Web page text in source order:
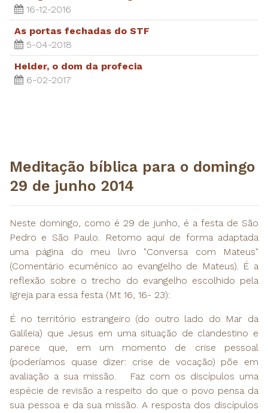
16-12-2016
As portas fechadas do STF
5-04-2018
Helder, o dom da profecia
6-02-2017
Meditação bíblica para o domingo
29 de junho 2014
Neste domingo, como é 29 de junho, é a festa de São
Pedro e São Paulo. Retomo aqui de forma adaptada
uma página do meu livro "Conversa com Mateus"
(Comentário ecumênico ao evangelho de Mateus). É a
reflexão sobre o trecho do evangelho escolhido pela
Igreja para essa festa (Mt 16, 16- 23):
É no território estrangeiro (do outro lado do Mar da
Galileia) que Jesus em uma situação de clandestino e
parece que, em um momento de crise pessoal
(poderíamos quase dizer: crise de vocação) põe em
avaliação a sua missão. Faz com os discípulos uma
espécie de revisão a respeito do que o povo pensa da
sua pessoa e da sua missão. A resposta dos discípulos